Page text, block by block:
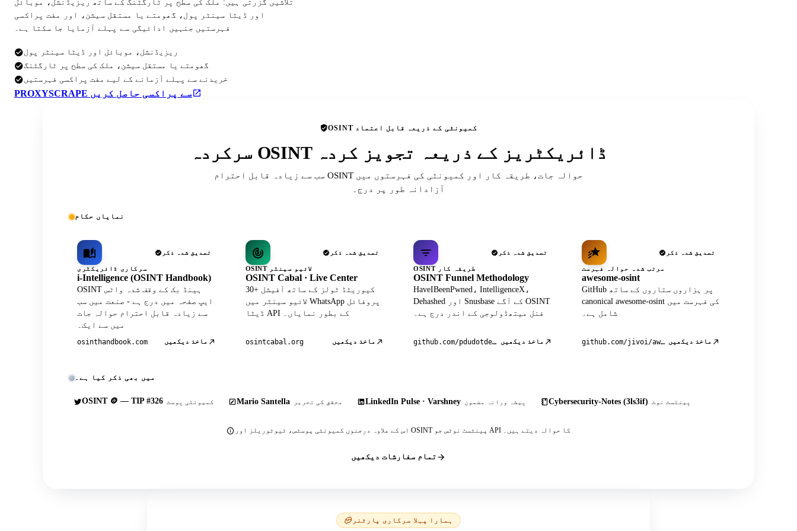
تلاشیں گزرتی ہیں: ملک کی سطح پر ٹارگٹنگ کے ساتھ ریزیڈنشل، موبائل
اور ڈیٹا سینٹر پول، گھومتے یا مستقل سیشن، اور مفت پراکسی
فہرستیں جنہیں ادائیگی سے پہلے آزمایا جا سکتا ہے۔
ریزیڈنشل، موبائل اور ڈیٹا سینٹر پول
گھومتے یا مستقل سیشن، ملک کی سطح پر ٹارگٹنگ
خریدنے سے پہلے آزمانے کے لیے مفت پراکسی فہرستیں
PROXYSCRAPE سے پراکسی حاصل کریں
OSINT کمیونٹی کے ذریعہ قابل اعتماد
سرکردہ OSINT ڈائریکٹریز کے ذریعہ تجویز کردہ
سب سے زیادہ قابل احترام OSINT حوالہ جات، طریقہ کار اور کمیونٹی کی فہرستوں میں
آزادانہ طور پر درج۔
نمایاں حکام
تصدیق شدہ ذکر
سرکاری ڈائریکٹری
i-Intelligence (OSINT Handbook)
OSINT ہینڈ بک کے وقف شدہ واٹس
ایپ صفحہ میں درج ہے - صنعت میں سب
سے زیادہ قابل احترام حوالہ جات
میں سے ایک۔
osinthandbook.com ماخذ دیکھیں
تصدیق شدہ ذکر
OSINT لائیو سینٹر
OSINT Cabal · Live Center
30+ کیوریٹڈ ٹولز کے ساتھ آفیشل
لائیو سینٹر میں WhatsApp پروفائل
ڈیٹا API کے بطور نمایاں۔
osintcabal.org ماخذ دیکھیں
تصدیق شدہ ذکر
OSINT طریقہ کار
OSINT Funnel Methodology
HaveIBeenPwned، IntelligenceX،
Dehashed اور Snusbase کے آگے OSINT
فنل میتھڈولوجی کے اندر درج ہے۔
github.com/pdudotdev/ofm ماخذ دیکھیں
تصدیق شدہ ذکر
مرتب شدہ حوالہ فہرست
awesome-osint
GitHub پر ہزاروں ستاروں کے ساتھ
canonical awesome-osint کی فہرست میں
شامل ہے۔
github.com/jivoi/awesome-osint ماخذ دیکھیں
میں بھی ذکر کیا ہے۔
OSINT 🪙 — TIP #326 کمیونٹی پوسٹ Mario Santella محقق کی تحریر LinkedIn Pulse · Varshney پیشہ ورانہ مضمون Cybersecurity-Notes (3ls3if) پینٹسٹ نوٹ
اس کے علاوہ درجنوں کمیونٹی پوسٹس، ٹیوٹوریلز اور OSINT پینٹسٹ نوٹس جو API کا حوالہ دیتے ہیں۔
تمام سفارشات دیکھیں
ہمارا پہلا سرکاری پارٹنر